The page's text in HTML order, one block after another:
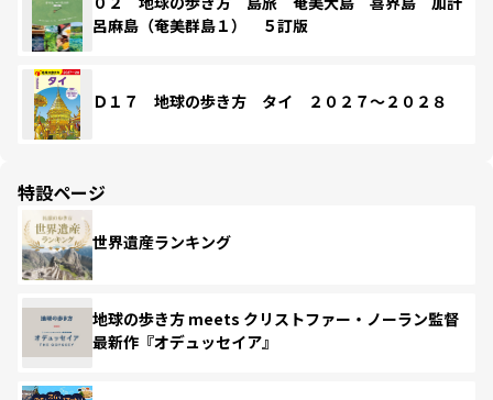
呂麻島（奄美群島１） ５訂版
Ｄ１７ 地球の歩き方 タイ ２０２７～２０２８
特設ページ
世界遺産ランキング
地球の歩き方 meets クリストファー・ノーラン監督
最新作『オデュッセイア』